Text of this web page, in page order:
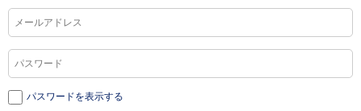
パスワードを表示する